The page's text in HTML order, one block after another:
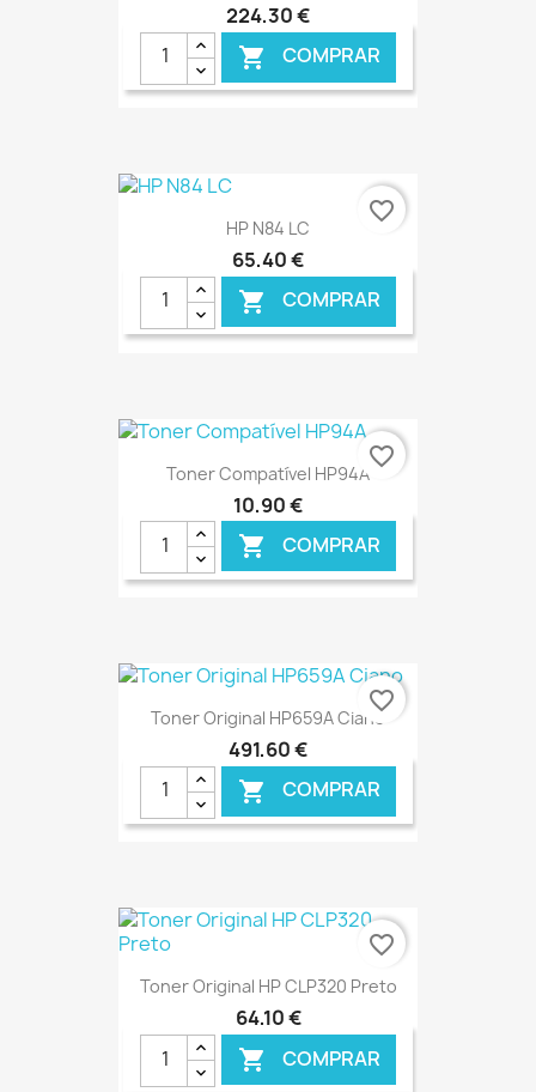
224,30 €
 COMPRAR
€ ONLINE
HP N84 LC
65,40 €
 COMPRAR
€ ONLINE
favorite_border
Toner Compatível HP94A
10,90 €
 COMPRAR
€ ONLINE
favorite_border
Toner Original HP659A Ciano
491,60 €
 COMPRAR
€ ONLINE
favorite_border
Toner Original HP CLP320 Preto
64,10 €
 COMPRAR
favorite_border